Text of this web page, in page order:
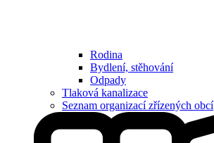
Rodina
Bydlení, stěhování
Odpady
Tlaková kanalizace
Seznam organizací zřízených obcí